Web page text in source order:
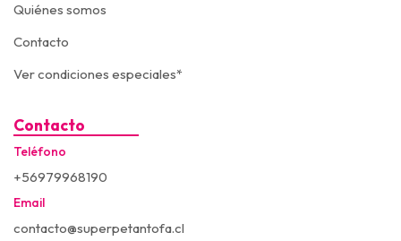
Quiénes somos
Contacto
Ver condiciones especiales*
Contacto
Teléfono
+56979968190
Email
contacto@superpetantofa.cl